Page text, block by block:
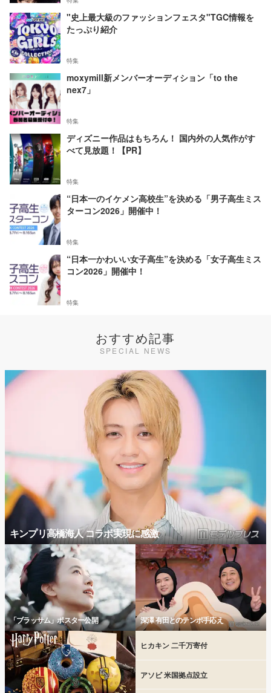
"史上最大級のファッションフェスタ"TGC情報を
たっぷり紹介
特集
moxymill新メンバーオーディション「to the
nex7」
特集
ディズニー作品はもちろん！ 国内外の人気作がす
べて見放題！【PR】
特集
“日本一のイケメン高校生”を決める「男子高生ミス
ターコン2026」開催中！
特集
“日本一かわいい女子高生”を決める「女子高生ミス
コン2026」開催中！
特集
おすすめ記事
SPECIAL NEWS
キンプリ高橋海人 コラボ実現に感激
「ブラッサム」ポスター公開 深澤 有田とのテンポ手応え
ヒカキン 二千万寄付
アソビ 米国拠点設立